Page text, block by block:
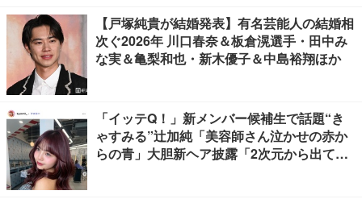
【戸塚純貴が結婚発表】有名芸能人の結婚相
次ぐ2026年 川口春奈＆板倉滉選手・田中み
な実＆亀梨和也・新木優子＆中島裕翔ほか
「イッテQ！」新メンバー候補生で話題“き
ゃすみる”辻加純「美容師さん泣かせの赤か
らの青」大胆新ヘア披露「2次元から出てき